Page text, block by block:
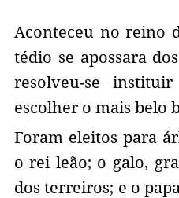
Aconteceu no reino
tédio se apossara
resolveu-se
escolher o mais belo
Foram eleitos para
o rei leão; o galo,
dos terreiros; e o